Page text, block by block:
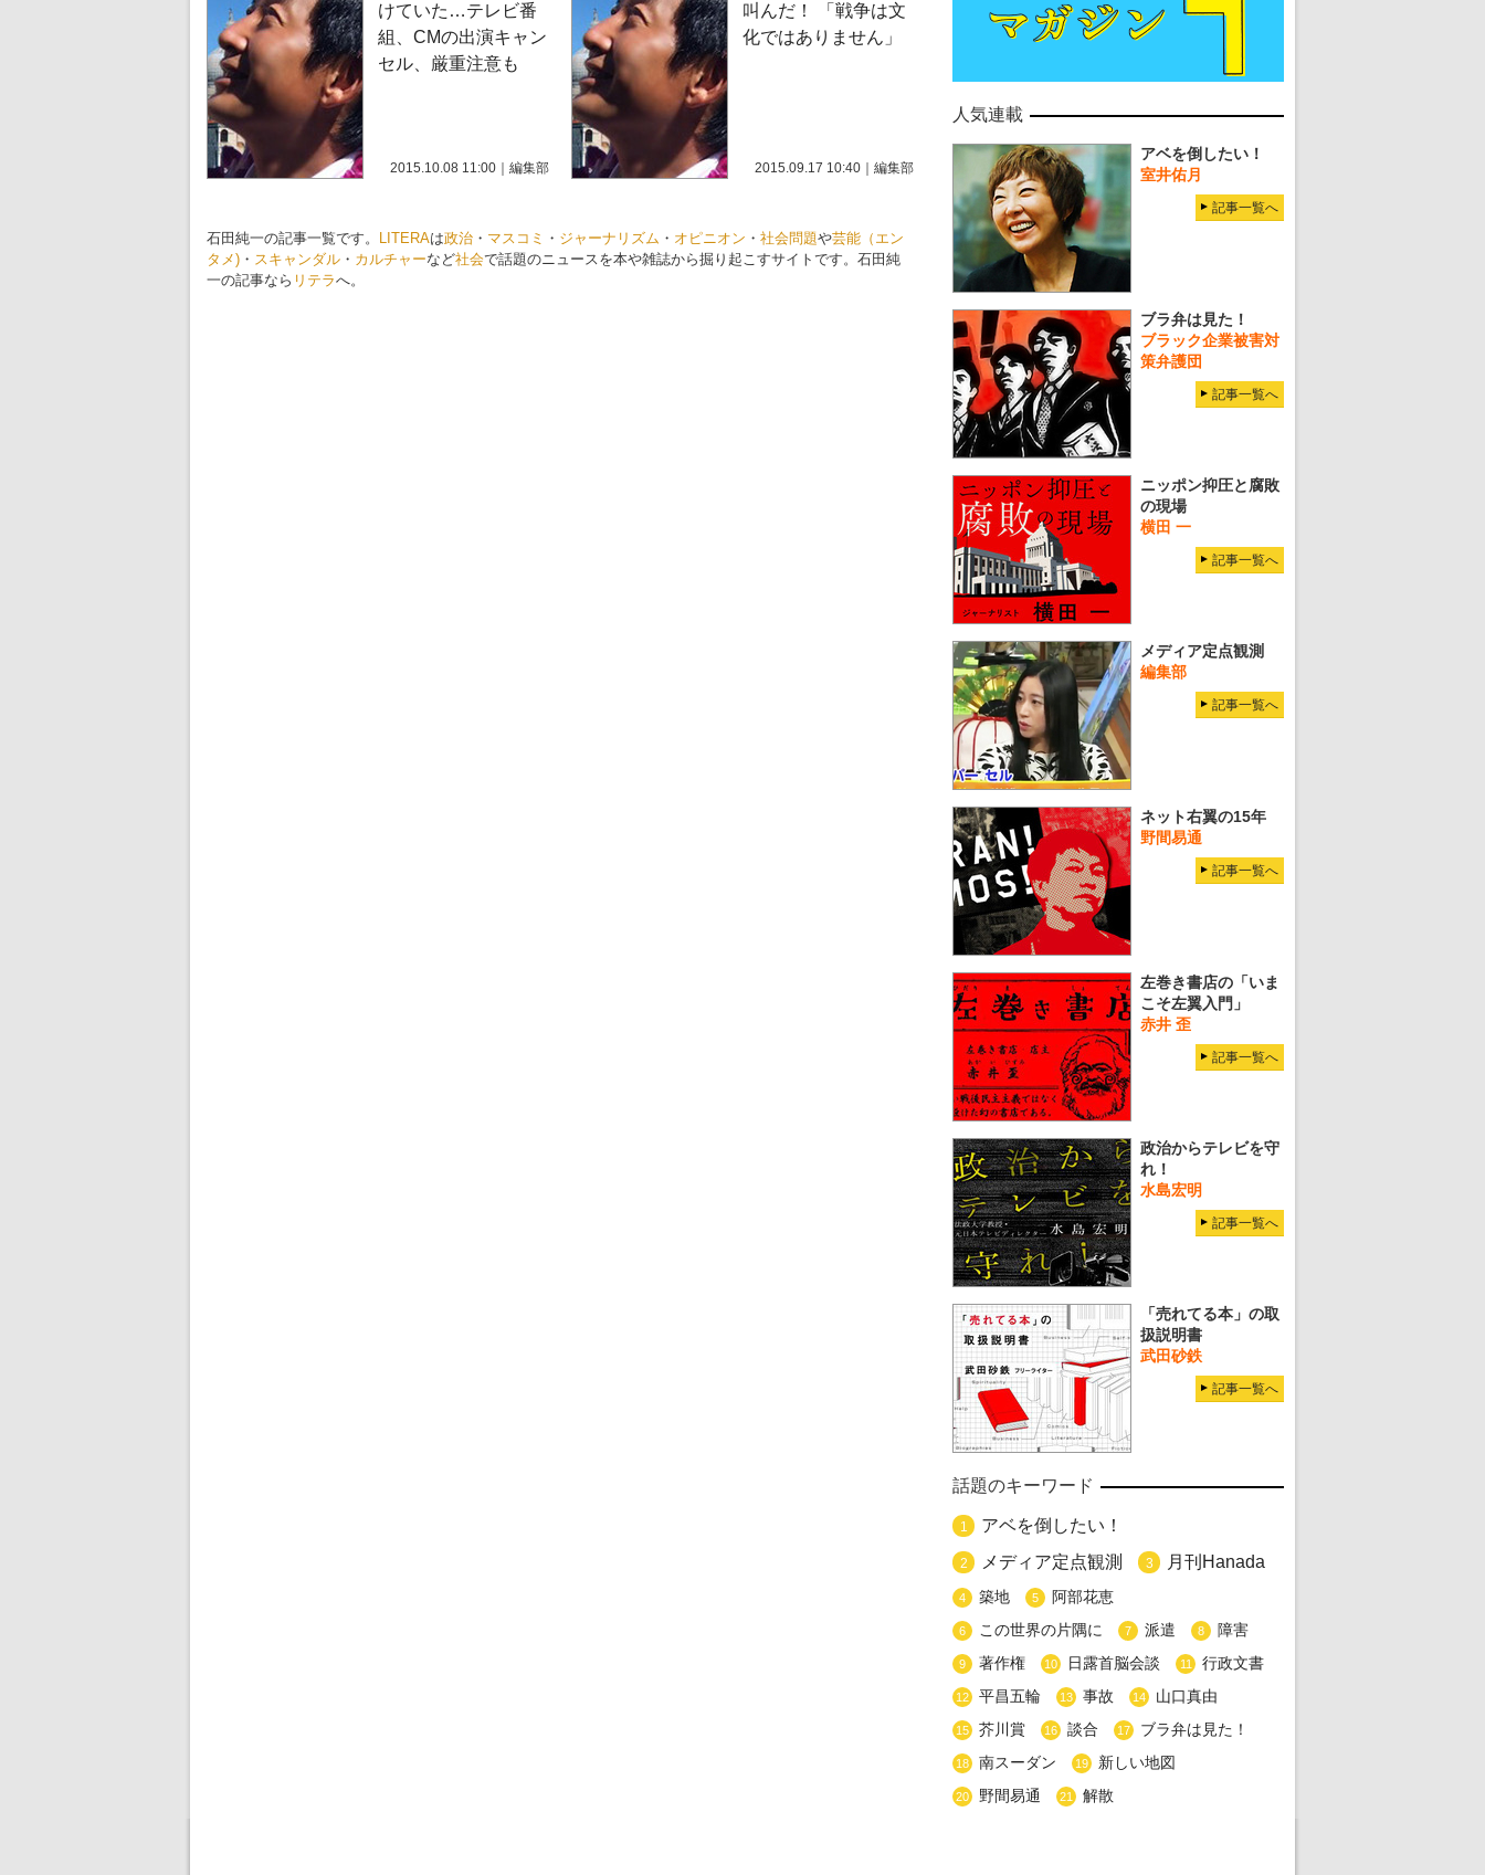
けていた…テレビ番
組、CMの出演キャン
セル、厳重注意も
2015.10.08 11:00 編集部
叫んだ！ 「戦争は文
化ではありません」
2015.09.17 10:40 編集部
石田純一の記事一覧です。 LITERAは政治 ・ マスコミ ・ ジャーナリズム ・ オピニオン ・ 社会問題や芸能（エン
タメ) ・ スキャンダル ・ カルチャーなど社会で話題のニュースを本や雑誌から掘り起こすサイトです。石田純
一の記事なら リテラへ。
人気連載
アベを倒したい！
室井佑月
記事一覧へ
ブラ弁は見た！
ブラック企業被害対
策弁護団
記事一覧へ
ニッポン抑圧と腐敗
の現場
横田 一
記事一覧へ
メディア定点観測
編集部
記事一覧へ
ネット右翼の15年
野間易通
記事一覧へ
左巻き書店の「いま
こそ左翼入門」
赤井 歪
記事一覧へ
政治からテレビを守
れ！
水島宏明
記事一覧へ
「売れてる本」の取
扱説明書
武田砂鉄
記事一覧へ
話題のキーワード
1 アベを倒したい！
2 メディア定点観測 3 月刊Hanada
4 築地 5 阿部花恵
6 この世界の片隅に 7 派遣 8 障害
9 著作権 10 日露首脳会談 11 行政文書
12 平昌五輪 13 事故 14 山口真由
15 芥川賞 16 談合 17 ブラ弁は見た！
18 南スーダン 19 新しい地図
20 野間易通 21 解散